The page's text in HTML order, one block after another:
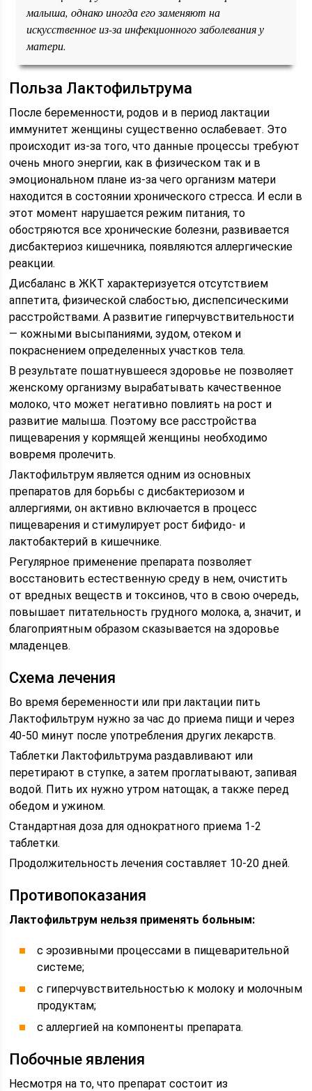
малыша, однако иногда его заменяют на
искусственное из-за инфекционного заболевания у
матери.
Польза Лактофильтрума
После беременности, родов и в период лактации
иммунитет женщины существенно ослабевает. Это
происходит из-за того, что данные процессы требуют
очень много энергии, как в физическом так и в
эмоциональном плане из-за чего организм матери
находится в состоянии хронического стресса. И если в
этот момент нарушается режим питания, то
обостряются все хронические болезни, развивается
дисбактериоз кишечника, появляются аллергические
реакции.
Дисбаланс в ЖКТ характеризуется отсутствием
аппетита, физической слабостью, диспепсическими
расстройствами. А развитие гиперчувствительности
— кожными высыпаниями, зудом, отеком и
покраснением определенных участков тела.
В результате пошатнувшееся здоровье не позволяет
женскому организму вырабатывать качественное
молоко, что может негативно повлиять на рост и
развитие малыша. Поэтому все расстройства
пищеварения у кормящей женщины необходимо
вовремя пролечить.
Лактофильтрум является одним из основных
препаратов для борьбы с дисбактериозом и
аллергиями, он активно включается в процесс
пищеварения и стимулирует рост бифидо- и
лактобактерий в кишечнике.
Регулярное применение препарата позволяет
восстановить естественную среду в нем, очистить
от вредных веществ и токсинов, что в свою очередь,
повышает питательность грудного молока, а, значит, и
благоприятным образом сказывается на здоровье
младенцев.
Схема лечения
Во время беременности или при лактации пить
Лактофильтрум нужно за час до приема пищи и через
40-50 минут после употребления других лекарств.
Таблетки Лактофильтрума раздавливают или
перетирают в ступке, а затем проглатывают, запивая
водой. Пить их нужно утром натощак, а также перед
обедом и ужином.
Стандартная доза для однократного приема 1-2
таблетки.
Продолжительность лечения составляет 10-20 дней.
Противопоказания
Лактофильтрум нельзя применять больным:
с эрозивными процессами в пищеварительной
системе;
с гиперчувствительностью к молоку и молочным
продуктам;
с аллергией на компоненты препарата.
Побочные явления
Несмотря на то, что препарат состоит из